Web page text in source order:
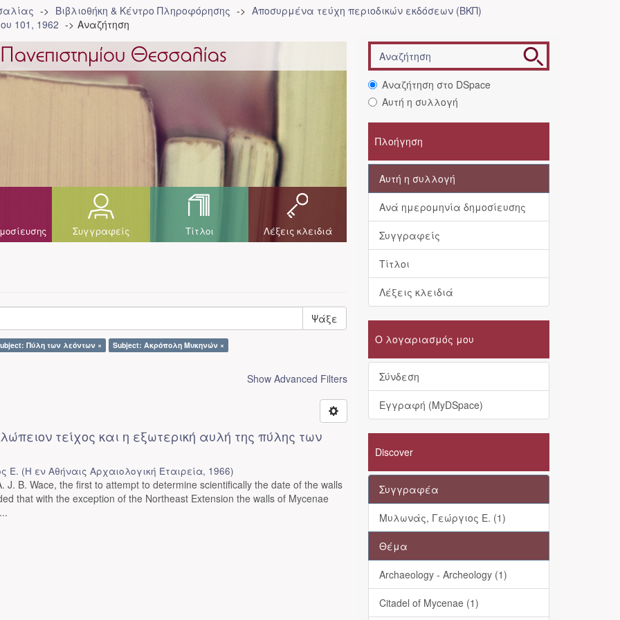
Βιβλιοθήκη & Κέντρο Πληροφόρησης
Αποσυρμένα τεύχη περιοδικών εκδόσεων (ΒΚΠ)
101, 1962
Αναζήτηση
Συγγραφείς Τίτλοι Λέξεις κλειδιά
Ψάξε
Πύλη των λεόντων × Subject: Ακρόπολη Μυκηνών ×
Show Advanced Filters
τείχος και η εξωτερική αυλή της πύλης των
Ε. (Η εν Αθήναις Αρχαιολογική Εταιρεία, 1966)
J. B. Wace, the first to attempt to determine scientifically the date of the walls
that with the exception of the Northeast Extension the walls of Mycenae
Αναζήτηση στο DSpace
Αυτή η συλλογή
Πλοήγηση
Αυτή η συλλογή
Ανά ημερομηνία δημοσίευσης
Συγγραφείς
Τίτλοι
Λέξεις κλειδιά
Ο λογαριασμός μου
Σύνδεση
Εγγραφή (MyDSpace)
Discover
Συγγραφέα
Μυλωνάς, Γεώργιος Ε. (1)
Θέμα
Archaeology - Archeology (1)
Citadel of Mycenae (1)